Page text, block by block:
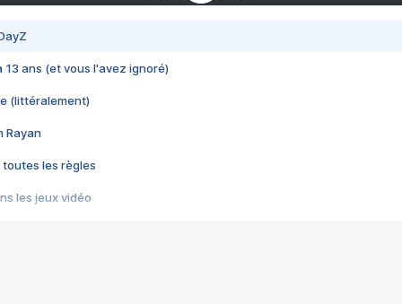
13 ans (et vous l'avez ignoré)
(littéralement)
Rayan
toutes les règles
les jeux vidéo